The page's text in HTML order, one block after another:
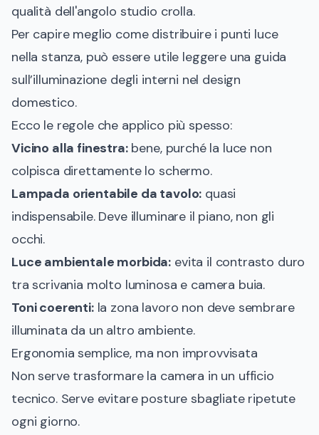
qualità dell'angolo studio crolla.
Per capire meglio come distribuire i punti luce
nella stanza, può essere utile leggere una guida
sull’illuminazione degli interni nel design
domestico.
Ecco le regole che applico più spesso:
Vicino alla finestra:bene, purché la luce non
colpisca direttamente lo schermo.
Lampada orientabile da tavolo: quasi
indispensabile. Deve illuminare il piano, non gli
occhi.
Luce ambientale morbida: evita il contrasto duro
tra scrivania molto luminosa e camera buia.
Toni coerenti:la zona lavoro non deve sembrare
illuminata da un altro ambiente.
Ergonomia semplice, ma non improvvisata
Non serve trasformare la camera in un ufficio
tecnico. Serve evitare posture sbagliate ripetute
ogni giorno.